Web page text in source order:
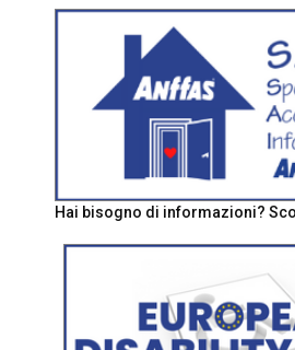
Hai bisogno di informazioni?